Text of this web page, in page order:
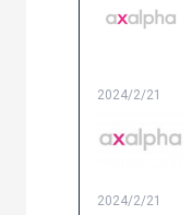
2024/2/21
2024/2/21